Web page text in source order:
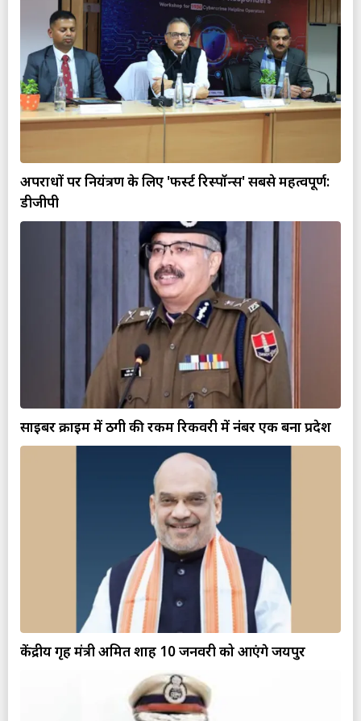
अपराधों पर नियंत्रण के लिए 'फर्स्ट रिस्पॉन्स' सबसे महत्वपूर्ण:
डीजीपी
साइबर क्राइम में ठगी की रकम रिकवरी में नंबर एक बना प्रदेश
केंद्रीय गृह मंत्री अमित शाह 10 जनवरी को आएंगे जयपुर